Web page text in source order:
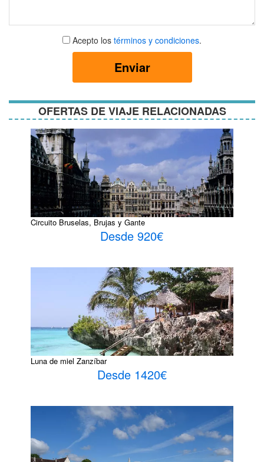
Aceptar
términos
Acepto los términos y condiciones.
Enviar
OFERTAS DE VIAJE RELACIONADAS
Circuito Bruselas, Brujas y Gante
Desde 920€
Luna de miel Zanzíbar
Desde 1420€